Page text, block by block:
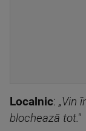
Localnic: „Vin
blochează tot."